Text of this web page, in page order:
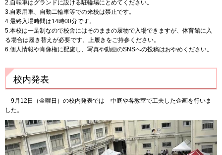
2.自転車はグランドに設ける駐輪場にとめてください。
3.自家用車、自動二輪車等での来校は禁止です。
4.最終入場時間は14時00分です。
5.本校は一足制なので校舎にはそのままの履物で入場できますが、体育館に入
る場合は履き替えが必要です。上履きをご持参ください。
6.個人情報や肖像権に配慮し、写真や動画のSNSへの投稿はおやめください。
校内発表
9月12日（金曜日）の校内発表では 中庭や各教室で工夫した企画を行いま
した。